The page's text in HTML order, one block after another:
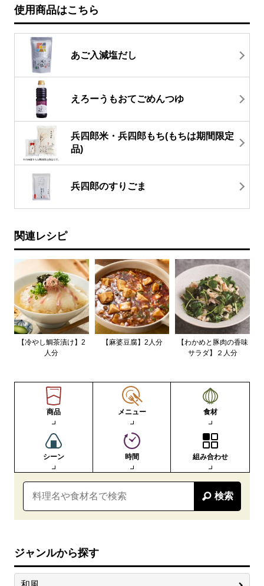
使用商品はこちら
あご入減塩だし
えろーうもおてごめんつゆ
兵四郎米・兵四郎もち(もちは期間限定
品)
兵四郎のすりごま
関連レシピ
【冷やし鯛茶漬け】2
人分
【麻婆豆腐】2人分
【わかめと豚肉の香味
サラダ】２人分
商品 メニュー 食材
シーン 時間 組み合わせ
検索
ジャンルから探す